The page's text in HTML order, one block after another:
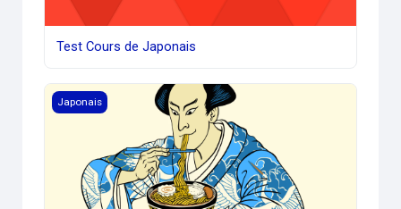
Test Cours de Japonais
Japonais 1 2025-2026 ML
Japonais